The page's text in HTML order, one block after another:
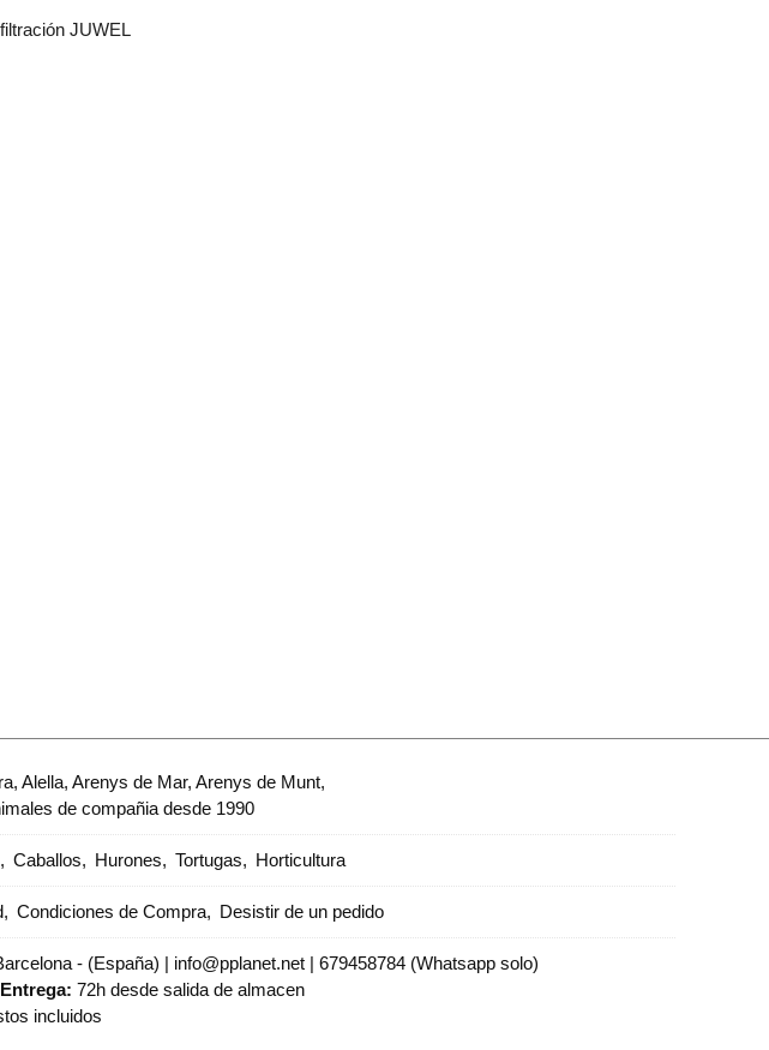
JUWEL
Alella, Arenys de Mar, Arenys de Munt,
de compañia desde 1990
Caballos Hurones Tortugas Horticultura
Condiciones de Compra Desistir de un pedido
- (España) | info@pplanet.net | 679458784 (Whatsapp solo)
72h desde salida de almacen
incluidos